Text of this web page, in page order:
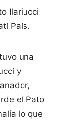
Ilariucci
Pais.
una
y
el Pato
lo que